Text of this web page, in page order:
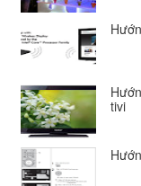
tivi